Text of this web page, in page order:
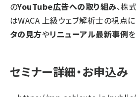
のYouTube広告への取り組み、株
はWACA 上級ウェブ解析士の視点に
タの見方やリニューアル最新事例
セミナー詳細・お申込み